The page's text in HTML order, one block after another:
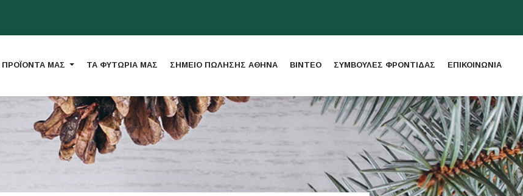
ΠΡΟΪΟΝΤΑ ΜΑΣ ΤΑ ΦΥΤΩΡΙΑ ΜΑΣ ΣΗΜΕΙΟ ΠΩΛΗΣΗΣ ΑΘΗΝΑ ΒΙΝΤΕΟ ΣΥΜΒΟΥΛΕΣ ΦΡΟΝΤΙΔΑΣ ΕΠΙΚΟΙΝΩΝΙΑ